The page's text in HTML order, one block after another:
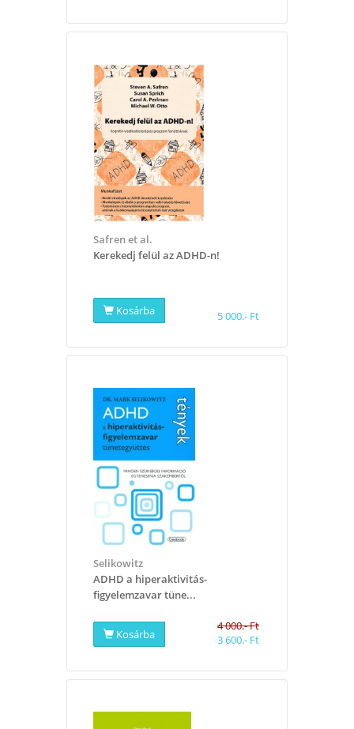
Safren et al.
Kerekedj felül az ADHD-n!
Kosárba 5 000.- Ft
Selikowitz
ADHD a hiperaktivitás-
figyelemzavar tüne...
Kosárba
4 000.- Ft
3 600.- Ft